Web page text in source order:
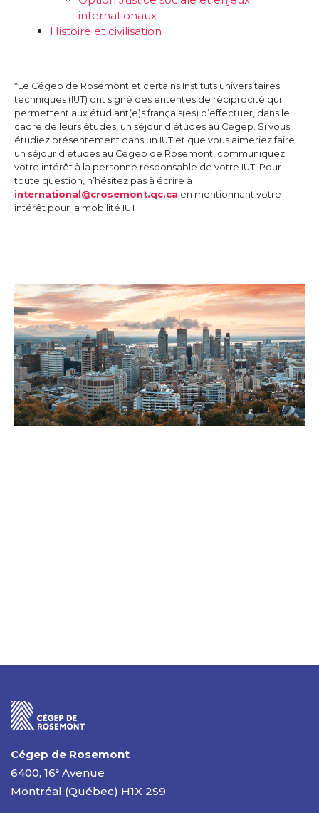
internationaux
Histoire et civilisation
*Le Cégep de Rosemont et certains Instituts universitaires
techniques (IUT) ont signé des ententes de réciprocité qui
permettent aux étudiant(e)s français(es) d’effectuer, dans le
cadre de leurs études, un séjour d’études au Cégep. Si vous
étudiez présentement dans un IUT et que vous aimeriez faire
un séjour d’études au Cégep de Rosemont, communiquez
votre intérêt à la personne responsable de votre IUT. Pour
toute question, n’hésitez pas à écrire à
international@crosemont.qc.ca en mentionnant votre
intérêt pour la mobilité IUT.
Cégep de Rosemont
6400, 16e Avenue
Montréal (Québec) H1X 2S9